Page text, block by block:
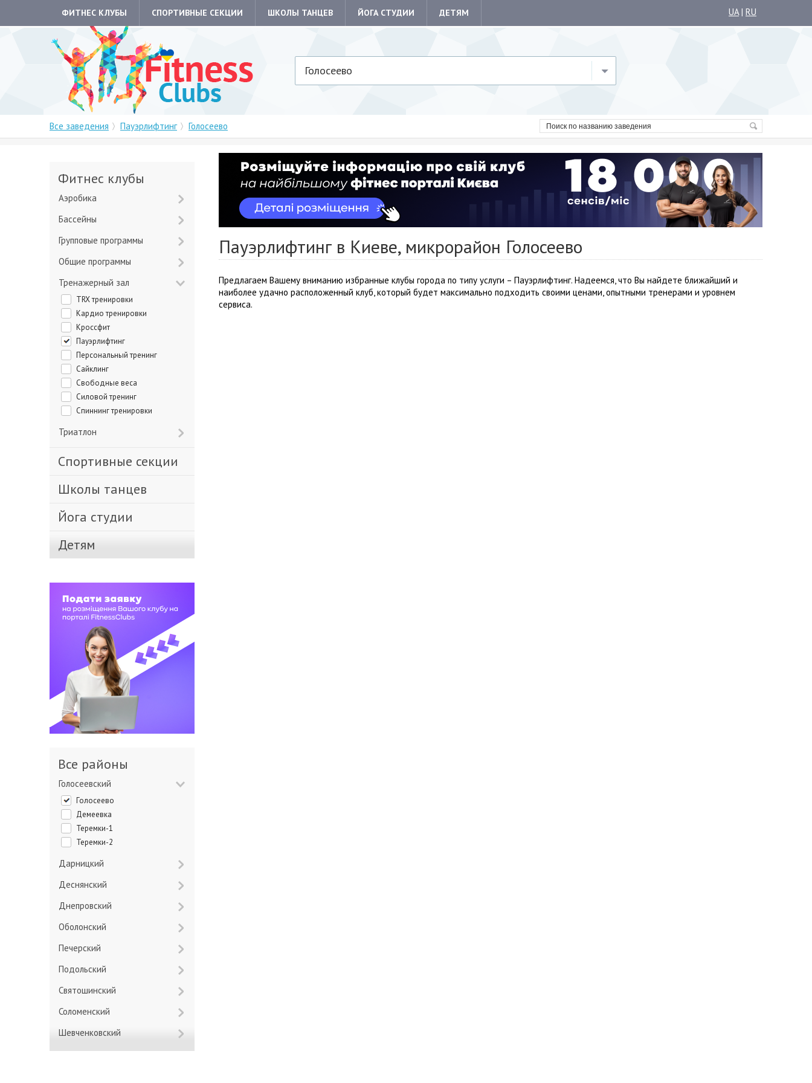
ФИТНЕС КЛУБЫ СПОРТИВНЫЕ СЕКЦИИ ШКОЛЫ ТАНЦЕВ ЙОГА СТУДИИ ДЕТЯМ UA| RU
Голосеево
Все заведения Пауэрлифтинг Голосеево
Пауэрлифтинг в Киеве, микрорайон Голосеево
Предлагаем Вашему вниманию избранные клубы города по типу услуги – Пауэрлифтинг. Надеемся, что Вы найдете ближайший и
наиболее удачно расположенный клуб, который будет максимально подходить своими ценами, опытными тренерами и уровнем
сервиса.
Фитнес клубы
Аэробика
Бассейны
Групповые программы
Общие программы
Тренажерный зал
TRX тренировки
Кардио тренировки
Кроссфит
Пауэрлифтинг
Персональный тренинг
Сайклинг
Свободные веса
Силовой тренинг
Спиннинг тренировки
Триатлон
Спортивные секции
Школы танцев
Йога студии
Детям
Все районы
Голосеевский
Голосеево
Демеевка
Теремки-1
Теремки-2
Дарницкий
Деснянский
Днепровский
Оболонский
Печерский
Подольский
Святошинский
Соломенский
Шевченковский